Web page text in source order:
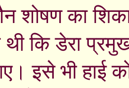
शोषण का
थी कि डेरा
इसे भी हाई